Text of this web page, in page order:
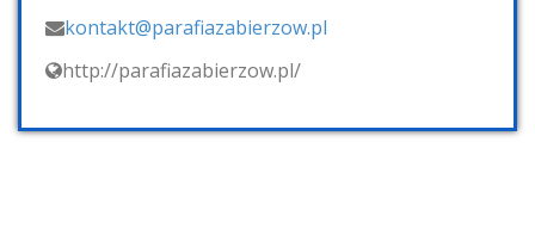
kontakt@parafiazabierzow.pl
http://parafiazabierzow.pl/